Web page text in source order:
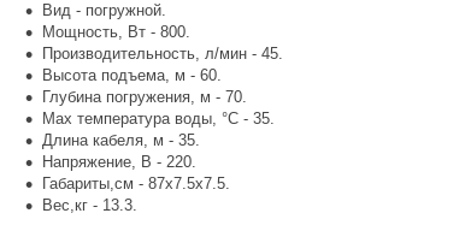
Вид - погружной.
Мощность, Вт - 800.
Производительность, л/мин - 45.
Высота подъема, м - 60.
Глубина погружения, м - 70.
Max температура воды, °С - 35.
Длина кабеля, м - 35.
Напряжение, В - 220.
Габариты,см - 87х7.5х7.5.
Вес,кг - 13.3.